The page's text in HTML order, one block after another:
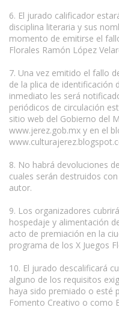
6. El jurado calificador
disciplina literaria y sus
momento de emitirse el
Florales Ramón López
7. Una vez emitido el fallo
de la plica de identificación
inmediato les será
periódicos de circulación
sitio web del Gobierno del
www.jerez.gob.mx y en el
8. No habrá devoluciones
cuales serán destruidos
autor.
9. Los organizadores
hospedaje y alimentación
acto de premiación en la
programa de los X Juegos
10. El jurado descalificará
alguno de los requisitos
haya sido premiado o esté
Fomento Creativo o como